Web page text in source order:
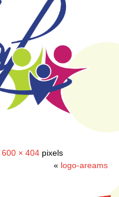
600 × 404 pixels
« logo-areams